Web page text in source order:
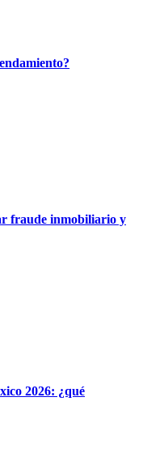
fraude inmobiliario​ y
2026: ¿qué